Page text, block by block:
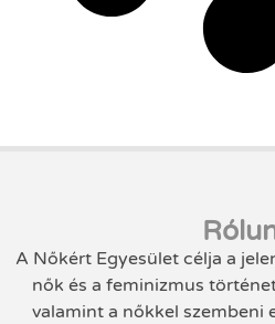
A Nőkért Egyesület célja a
nők és a feminizmus
valamint a nőkkel szembeni